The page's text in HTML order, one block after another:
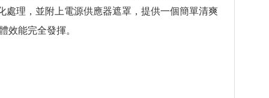
處理，並附上電源供應器遮罩，提供一個簡單清爽
效能完全發揮。